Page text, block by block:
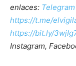
enlaces: Telegram
https://t.me/
https://bit.ly/
Instagram,